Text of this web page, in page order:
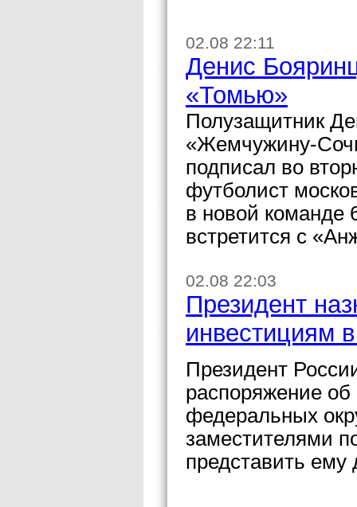
02.08 22:11
Денис
«Томью»
Полузащитник
«Жемчужину-
подписал во
футболист
в новой команде
встретится с
02.08 22:03
Президент
инвестициям
Президент
распоряжение
федеральных
заместителями
представить ему